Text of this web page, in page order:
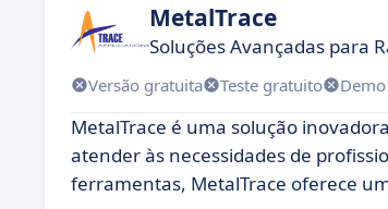
MetalTrace
Soluções Avançadas para
Versão gratuita Teste gratuito
MetalTrace é uma solução
atender às necessidades de
ferramentas, MetalTrace oferece